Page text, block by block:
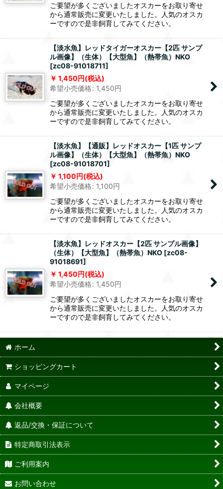
ご要望が多くございましたオスカーをお取り寄せ
から通常販売に変更いたしました。人気のオスカ
ーですので是非飼育してみてください。
【淡水魚】レッドタイガーオスカー【2匹 サンプ
ル画像】（生体）【大型魚】（熱帯魚）NKO
[zc08-91018711]
1,450円(税込)
希望小売価格: 1,450円
ご要望が多くございましたオスカーをお取り寄せ
から通常販売に変更いたしました。人気のオスカ
ーですので是非飼育してみてください。
【淡水魚】【通販】レッドオスカー【1匹 サンプ
ル画像】（生体）【大型魚】（熱帯魚）NKO
[zc08-91018701]
1,100円(税込)
希望小売価格: 1,100円
ご要望が多くございましたオスカーをお取り寄せ
から通常販売に変更いたしました。人気のオスカ
ーですので是非飼育してみてください。
【淡水魚】レッドオスカー【2匹 サンプル画像】
（生体）【大型魚】（熱帯魚）NKO [zc08-
91018691]
1,450円(税込)
希望小売価格: 1,450円
ご要望が多くございましたオスカーをお取り寄せ
から通常販売に変更いたしました。人気のオスカ
ーですので是非飼育してみてください。
ホーム
ショッピングカート
マイページ
会社概要
返品/交換・保証について
特定商取引法表示
ご利用案内
お問い合わせ